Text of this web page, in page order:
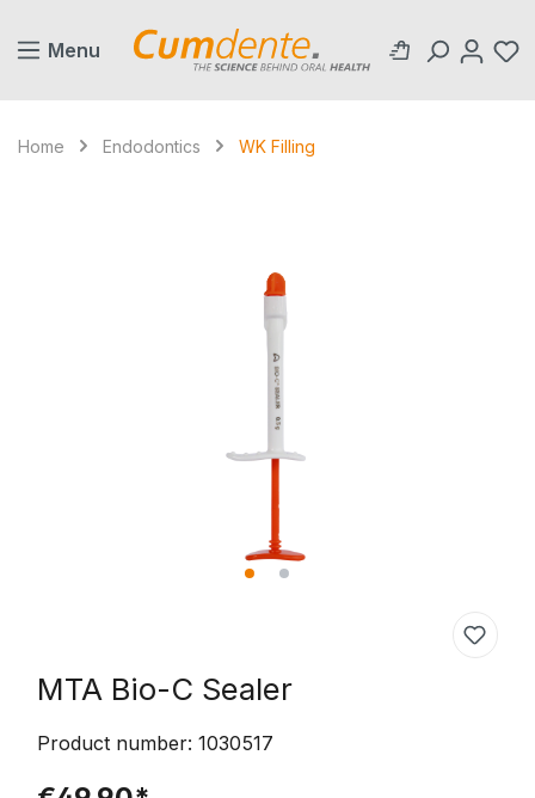
Menu
Home Endodontics WK Filling
MTA Bio-C Sealer
Product number: 1030517